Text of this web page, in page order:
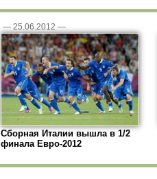
— 25.06.2012 —
Сборная Италии вышла в 1/2
финала Евро-2012